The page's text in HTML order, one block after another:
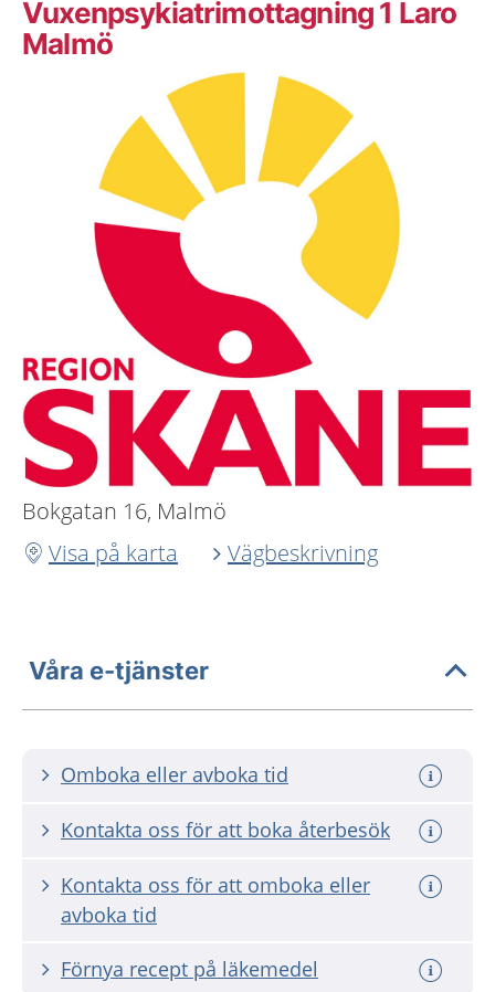
Vuxenpsykiatrimottagning 1 Laro
Malmö
Bokgatan 16, Malmö
Visa på karta
Vägbeskrivning
Våra e-tjänster
Omboka eller avboka tid
Kontakta oss för att boka återbesök
Kontakta oss för att omboka eller
avboka tid
Förnya recept på läkemedel